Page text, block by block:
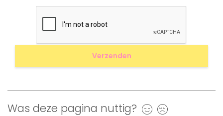
Was deze pagina nuttig? Ja